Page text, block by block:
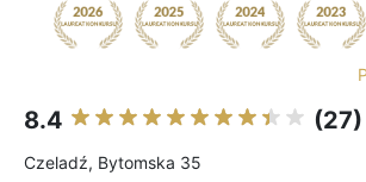
8.4 (27)
Czeladź, Bytomska 35